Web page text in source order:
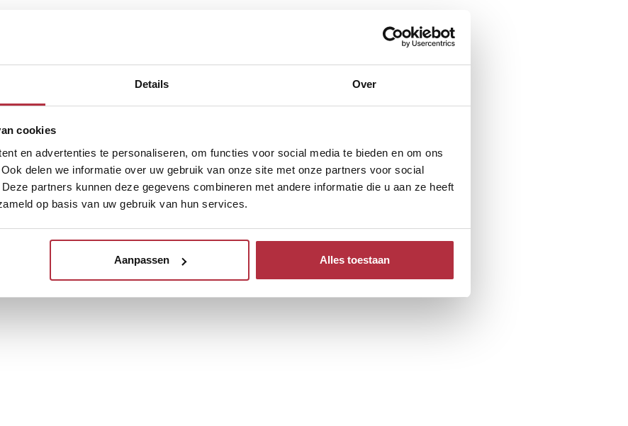
Details Over
cookies
en advertenties te personaliseren, om functies voor social media te bieden en om ons
delen we informatie over uw gebruik van onze site met onze partners voor social
partners kunnen deze gegevens combineren met andere informatie die u aan ze heeft
op basis van uw gebruik van hun services.
Aanpassen Alles toestaan